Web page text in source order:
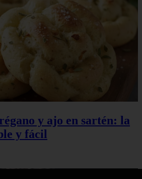
y ajo en sartén: la
y fácil